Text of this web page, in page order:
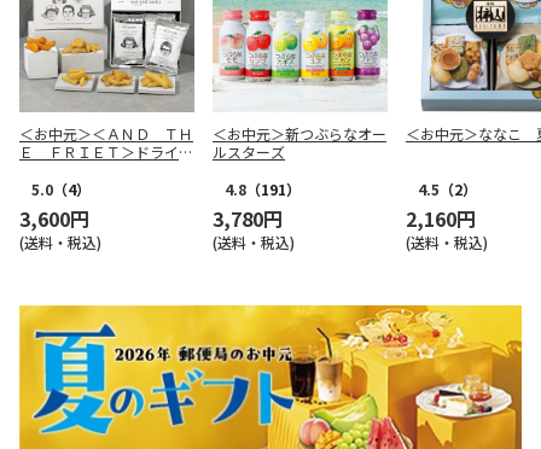
＜お中元＞＜ＡＮＤ ＴＨ
Ｅ ＦＲＩＥＴ＞ドライフ
5.0 （4）
3,600円
(送料・税込)
＜お中元＞新つぶらなオー
ルスターズ
4.8 （191）
3,780円
(送料・税込)
＜お中元＞ななこ
4.5 （2）
2,160円
(送料・税込)